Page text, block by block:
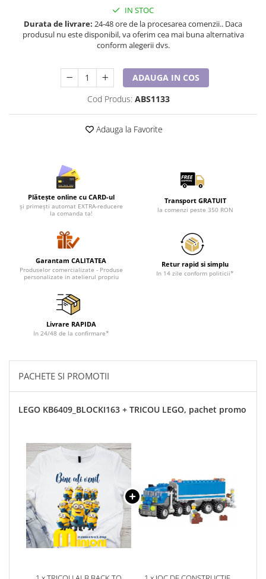
IN STOC
Durata de livrare: 24-48 ore de la procesarea comenzii.. Daca
produsul nu este disponibil, va oferim cea mai buna alternativa
conform alegerii dvs.
ADAUGA IN COS
Cod Produs: ABS1133
Adauga la Favorite
Plătește online cu CARD-ul
și primești automat EXTRA-reducere
la comanda ta!
Transport GRATUIT
la comenzi peste 350 RON
Garantam CALITATEA
Produselor comercializate - Produse
personalizate in atelierul propriu
Retur rapid si simplu
In 14 zile conform politicii*
Livrare RAPIDA
In 24/48 de la confirmare*
PACHETE SI PROMOTII
LEGO KB6409_BLOCKI163 + TRICOU LEGO, pachet promo